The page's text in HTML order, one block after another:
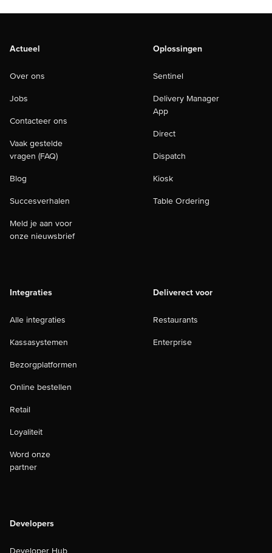
Actueel
Over ons
Jobs
Contacteer ons
Vaak gestelde
vragen (FAQ)
Blog
Succesverhalen
Meld je aan voor
onze nieuwsbrief
Oplossingen
Sentinel
Delivery Manager
App
Direct
Dispatch
Kiosk
Table Ordering
Integraties
Alle integraties
Kassasystemen
Bezorgplatformen
Online bestellen
Retail
Loyaliteit
Word onze
partner
Deliverect voor
Restaurants
Enterprise
Developers
Developer Hub